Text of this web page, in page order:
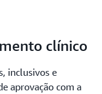
clínico
inclusivos e
aprovação com a